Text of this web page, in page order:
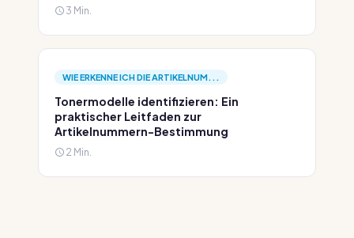
3 Min.
WIE ERKENNE ICH DIE ARTIKELNUM...
Tonermodelle identifizieren: Ein
praktischer Leitfaden zur
Artikelnummern-Bestimmung
2 Min.